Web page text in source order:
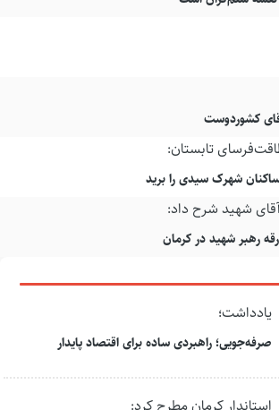
کشوردوست
تابستان:
شهرک سیدی را برید
شهید شرح داد:
رهبر شهید در کرمان
یادداشت؛
صرفه‌جویی؛ راهبردی ساده برای اقتصاد پایدار